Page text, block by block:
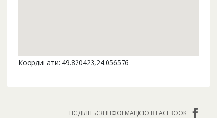
Координати: 49.820423,24.056576
ПОДІЛІТЬСЯ ІНФОРМАЦІЄЮ В FACEBOOK